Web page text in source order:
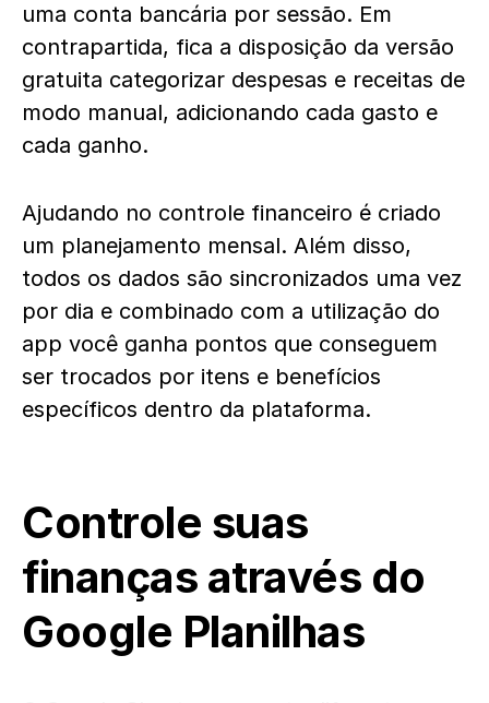
uma conta bancária por sessão. Em
contrapartida, fica a disposição da versão
gratuita categorizar despesas e receitas de
modo manual, adicionando cada gasto e
cada ganho.
Ajudando no controle financeiro é criado
um planejamento mensal. Além disso,
todos os dados são sincronizados uma vez
por dia e combinado com a utilização do
app você ganha pontos que conseguem
ser trocados por itens e benefícios
específicos dentro da plataforma.
Controle suas
finanças através do
Google Planilhas